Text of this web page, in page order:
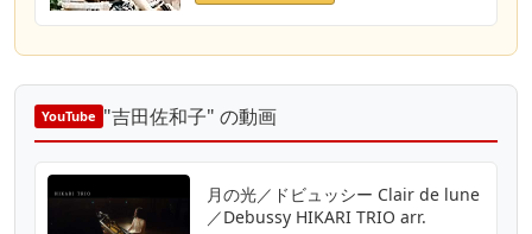
YouTube "吉田佐和子" の動画
月の光／ドビュッシー Clair de lune
／Debussy HIKARI TRIO arr.